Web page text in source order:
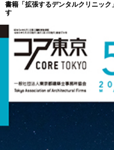
書籍「拡張するデンタルクリニッ
す